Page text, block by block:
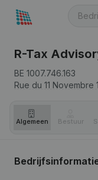
R-Tax
BE 1007.746.163
Rue du 11 Novembre
Algemeen Bestuur